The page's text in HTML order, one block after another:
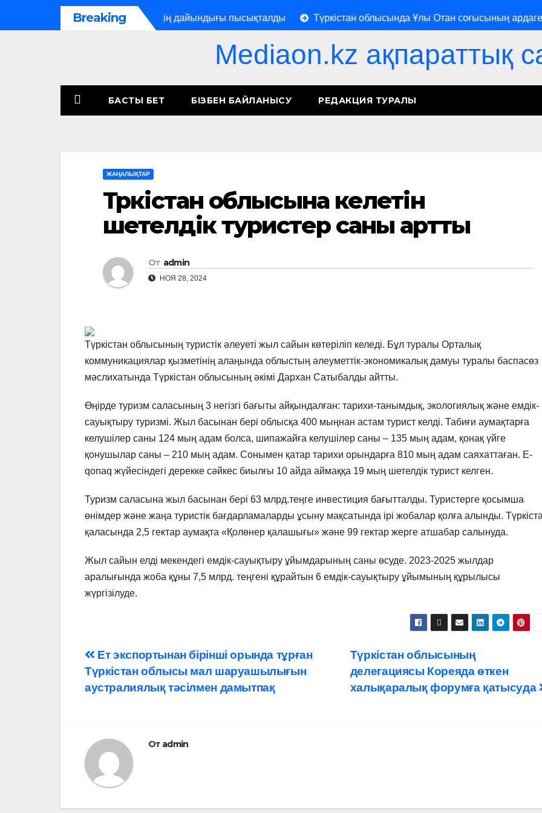
Breaking
зерделеніп, лагерьлердің дайындығы пысықталды Түркістан облысында Ұлы Отан соғысының ардагері
Mediaon.kz ақпараттық
БАСТЫ БЕТ БІЗБЕН БАЙЛАНЫСУ РЕДАКЦИЯ ТУРАЛЫ
ЖАҢАЛЫҚТАР
Түркістан облысына келетін
шетелдік туристер саны артты
От admin
НОЯ 28, 2024
Түркістан облысының туристік әлеуеті жыл сайын көтеріліп келеді. Бұл туралы Орталық
коммуникациялар қызметінің алаңында облыстың әлеуметтік-экономикалық дамуы туралы баспасөз
мәслихатында Түркістан облысының әкімі Дархан Сатыбалды айтты.
Өңірде туризм саласының 3 негізгі бағыты айқындалған: тарихи-танымдық, экологиялық және емдік-
сауықтыру туризмі. Жыл басынан бері облысқа 400 мыңнан астам турист келді. Табиғи аумақтарға
келушілер саны 124 мың адам болса, шипажайға келушілер саны – 135 мың адам, қонақ үйге
қонушылар саны – 210 мың адам. Сонымен қатар тарихи орындарға 810 мың адам саяхаттаған. Е-
qonaq жүйесіндегі дерекке сәйкес биылғы 10 айда аймаққа 19 мың шетелдік турист келген.
Туризм саласына жыл басынан бері 63 млрд.теңге инвестиция бағытталды. Туристерге қосымша
өнімдер және жаңа туристік бағдарламаларды ұсыну мақсатында ірі жобалар қолға алынды.
қаласында 2,5 гектар аумақта «Қолөнер қалашығы» және 99 гектар жерге атшабар салынуда.
Жыл сайын елді мекендегі емдік-сауықтыру ұйымдарының саны өсуде. 2023-2025 жылдар
аралығында жоба құны 7,5 млрд. теңгені құрайтын 6 емдік-сауықтыру ұйымының құрылысы
жүргізілуде.
Навигация
по
Түркістан облысының
делегациясы Кореяда өткен
халықаралық форумға қатысуда
Ет экспортынан бірінші орында тұрған
Түркістан облысы мал шаруашылығын
аустралиялық тәсілмен дамытпақ
От admin